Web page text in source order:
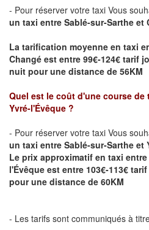
- Pour réserver votre taxi Vous
un taxi entre Sablé-sur-Sarthe et
La tarification moyenne en taxi
Changé est entre 99€-124€ tarif
nuit pour une distance de 56KM
Quel est le coût d'une course de
Yvré-l'Évêque ?
- Pour réserver votre taxi Vous
un taxi entre Sablé-sur-Sarthe et
Le prix approximatif en taxi entre
l'Évêque est entre 103€-113€
pour une distance de 60KM
- Les tarifs sont communiqués à